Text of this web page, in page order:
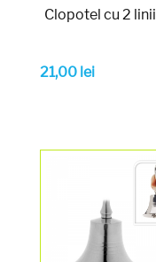
Clopotel cu 2 linii
21,00 lei